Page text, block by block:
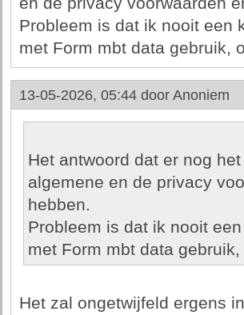
Probleem is dat ik nooit een
met Form mbt data gebruik,
13-05-2026, 05:44 door Anoniem
Het antwoord dat er nog
algemene en de privacy
hebben.
Probleem is dat ik nooit
met Form mbt data
Het zal ongetwijfeld ergens